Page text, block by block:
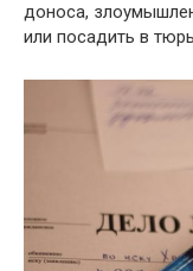
доноса,
или посадить в